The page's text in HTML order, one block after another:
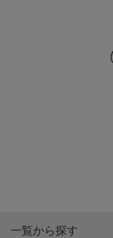
一覧から探す